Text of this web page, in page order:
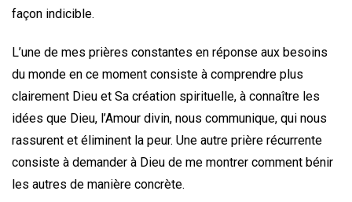
façon indicible.
L’une de mes prières constantes en réponse aux besoins
du monde en ce moment consiste à comprendre plus
clairement Dieu et Sa création spirituelle, à connaître les
idées que Dieu, l’Amour divin, nous communique, qui nous
rassurent et éliminent la peur. Une autre prière récurrente
consiste à demander à Dieu de me montrer comment bénir
les autres de manière concrète.